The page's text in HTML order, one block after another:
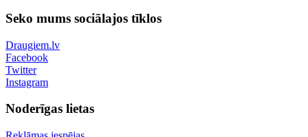
Seko mums sociālajos tīklos
Draugiem.lv
Facebook
Twitter
Instagram
Noderīgas lietas